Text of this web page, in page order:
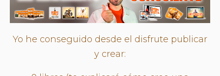
Yo he conseguido desde el disfrute publicar
y crear: